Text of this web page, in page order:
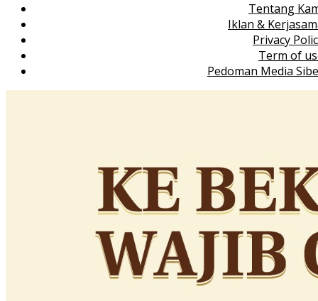
Tentang
Iklan &
Privacy
Term of
Pedoman Media